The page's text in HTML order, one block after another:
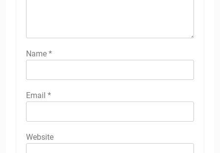
Name *
Email *
Website